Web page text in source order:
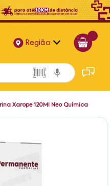
Região
Alagoas
Bahia
Xarope 120Ml Neo Química